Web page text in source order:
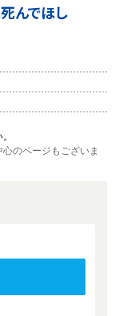
んでほし
のページもございま